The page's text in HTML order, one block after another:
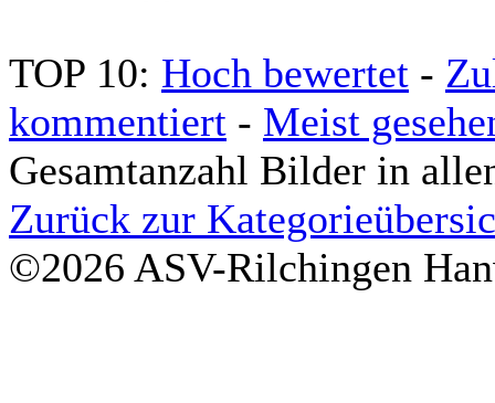
TOP 10: Hoch bewertet -
kommentiert - Meist
Gesamtanzahl Bilder in
Zurück zur
©2026 ASV-Rilchingen